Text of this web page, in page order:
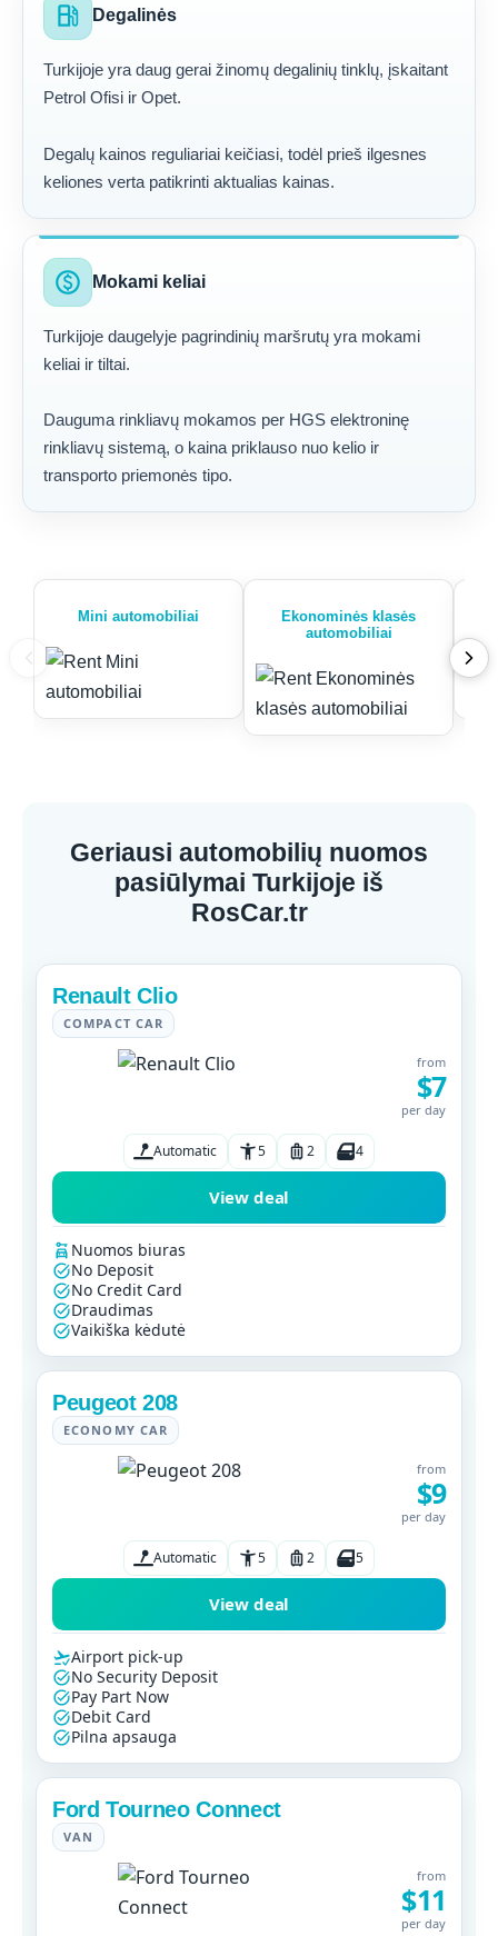
local_gas_station Degalinės
Turkijoje yra daug gerai žinomų degalinių tinklų, įskaitant
Petrol Ofisi ir Opet.
Degalų kainos reguliariai keičiasi, todėl prieš ilgesnes
keliones verta patikrinti aktualias kainas.
paid Mokami keliai
Turkijoje daugelyje pagrindinių maršrutų yra mokami
keliai ir tiltai.
Dauguma rinkliavų mokamos per HGS elektroninę
rinkliavų sistemą, o kaina priklauso nuo kelio ir
transporto priemonės tipo.
Mini automobiliai
Ekonominės klasės
automobiliai
Geriausi automobilių nuomos
pasiūlymai Turkijoje iš
RosCar.tr
Renault Clio
COMPACT CAR
from
$7
per day
Automatic 5 2 4
View deal
Nuomos biuras
No Deposit
No Credit Card
Draudimas
Vaikiška kėdutė
Peugeot 208
ECONOMY CAR
from
$9
per day
Automatic 5 2 5
View deal
Airport pick-up
No Security Deposit
Pay Part Now
Debit Card
Pilna apsauga
Ford Tourneo Connect
VAN
from
$11
per day